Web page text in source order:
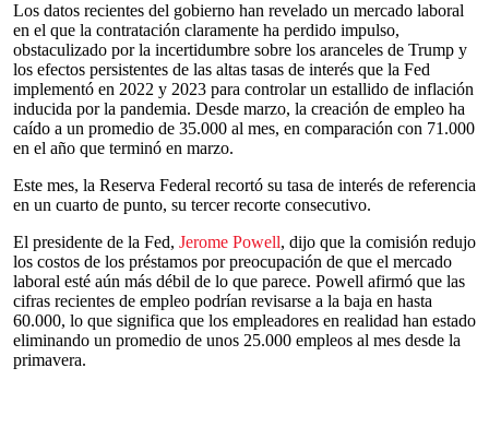
Los datos recientes del gobierno han revelado un mercado laboral
en el que la contratación claramente ha perdido impulso,
obstaculizado por la incertidumbre sobre los aranceles de Trump y
los efectos persistentes de las altas tasas de interés que la Fed
implementó en 2022 y 2023 para controlar un estallido de inflación
inducida por la pandemia. Desde marzo, la creación de empleo ha
caído a un promedio de 35.000 al mes, en comparación con 71.000
en el año que terminó en marzo.
Este mes, la Reserva Federal recortó su tasa de interés de referencia
en un cuarto de punto, su tercer recorte consecutivo.
El presidente de la Fed, Jerome Powell, dijo que la comisión redujo
los costos de los préstamos por preocupación de que el mercado
laboral esté aún más débil de lo que parece. Powell afirmó que las
cifras recientes de empleo podrían revisarse a la baja en hasta
60.000, lo que significa que los empleadores en realidad han estado
eliminando un promedio de unos 25.000 empleos al mes desde la
primavera.